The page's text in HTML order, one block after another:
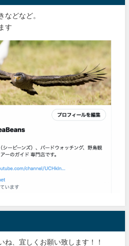
などなど。
す
ね、宜しくお願い致します！！